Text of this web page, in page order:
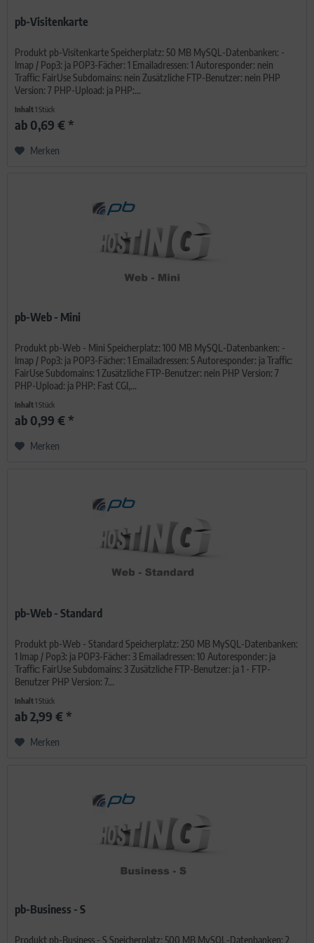
pb-Visitenkarte
Produkt pb-Visitenkarte Speicherplatz: 50 MB MySQL-Datenbanken: -
Imap / Pop3: ja POP3-Fächer: 1 Emailadressen: 1 Autoresponder: nein
Traffic: FairUse Subdomains: nein Zusätzliche FTP-Benutzer: nein PHP
Version: 7 PHP-Upload: ja PHP:...
Inhalt1 Stück
ab 0,69 € *
Merken
pb-Web - Mini
Produkt pb-Web - Mini Speicherplatz: 100 MB MySQL-Datenbanken: -
Imap / Pop3: ja POP3-Fächer: 1 Emailadressen: 5 Autoresponder: ja Traffic:
FairUse Subdomains: 1 Zusätzliche FTP-Benutzer: nein PHP Version: 7
PHP-Upload: ja PHP: Fast CGI,...
Inhalt1 Stück
ab 0,99 € *
Merken
pb-Web - Standard
Produkt pb-Web - Standard Speicherplatz: 250 MB MySQL-Datenbanken:
1 Imap / Pop3: ja POP3-Fächer: 3 Emailadressen: 10 Autoresponder: ja
Traffic: FairUse Subdomains: 3 Zusätzliche FTP-Benutzer: ja 1 - FTP-
Benutzer PHP Version: 7...
Inhalt1 Stück
ab 2,99 € *
Merken
pb-Business - S
Produkt pb-Business - S Speicherplatz: 500 MB MySQL-Datenbanken: 2